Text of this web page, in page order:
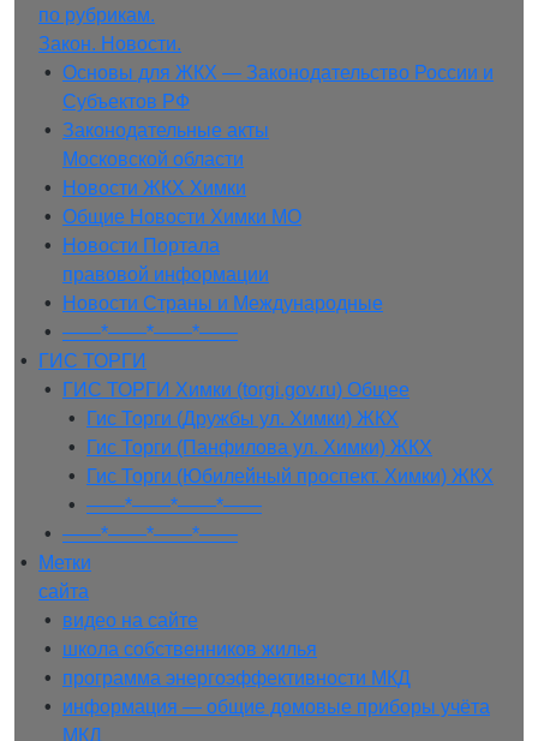
по рубрикам.
Закон. Новости.
• Основы для ЖКХ — Законодательство России и
Субъектов РФ
•
Законодательные акты
Московской области
•
Новости ЖКХ Химки
• Общие Новости Химки МО
•
Новости Портала
правовой информации
•
Новости Страны и Международные
• ——*——*——*——
•
ГИС ТОРГИ
•
ГИС ТОРГИ Химки (torgi.gov.ru) Общее
•
Гис Торги (Дружбы ул. Химки) ЖКХ
•
Гис Торги (Панфилова ул. Химки) ЖКХ
•
Гис Торги (Юбилейный проспект. Химки) ЖКХ
• ——*——*——*——
• ——*——*——*——
•
Метки
сайта
•
видео на сайте
•
школа собственников жилья
•
программа энергоэффективности МКД
•
информация — общие домовые приборы учёта
МКД